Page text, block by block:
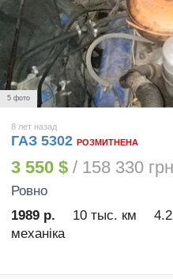
5 фото
8 лет назад
ГАЗ 5302 РОЗМИТНЕНА
3 550 $ / 158 330 грн
Ровно
1989 р.
10 тыс. км
механіка